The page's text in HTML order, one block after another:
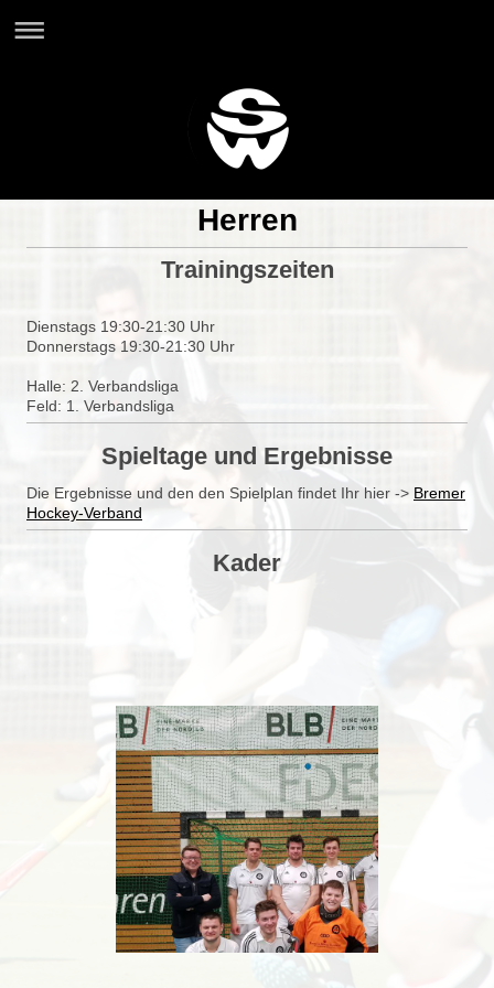
Herren
Trainingszeiten
Dienstags 19:30-21:30 Uhr
Donnerstags 19:30-21:30 Uhr
Halle: 2. Verbandsliga
Feld: 1. Verbandsliga
Spieltage und Ergebnisse
Die Ergebnisse und den den Spielplan findet Ihr hier -> Bremer
Hockey-Verband
Kader